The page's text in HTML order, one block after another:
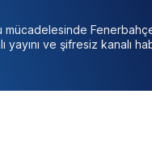
yayını ve şifresiz kanalı